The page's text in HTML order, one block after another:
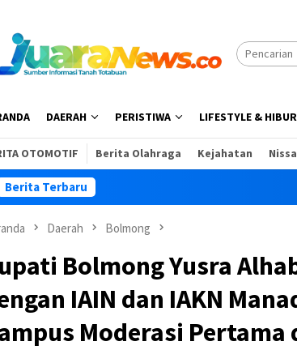
DAERAH PERISTIWA LIFESTYLE &
OTOMOTIF Berita Olahraga Kejahatan
Berita Terbaru
Daerah Bolmong
Bolmong Yusra
IAIN dan IAKN
Moderasi Pertama